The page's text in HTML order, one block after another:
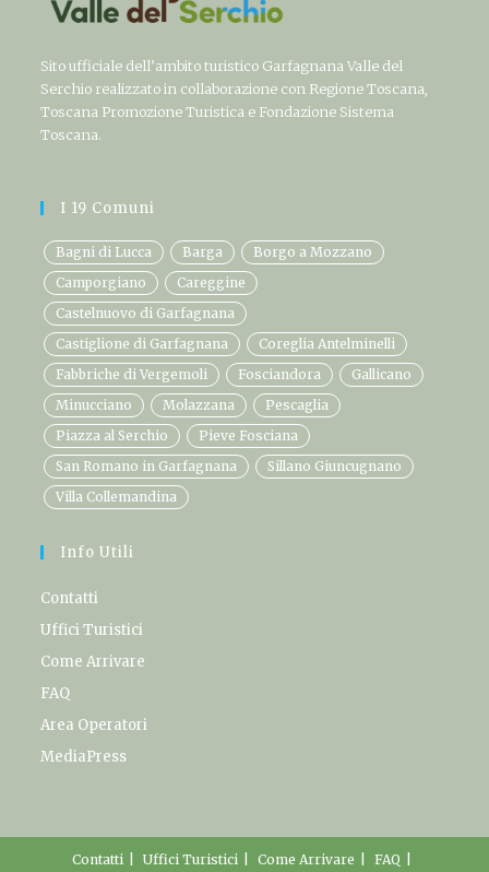
Sito ufficiale dell’ambito turistico Garfagnana Valle del
Serchio realizzato in collaborazione con Regione Toscana,
Toscana Promozione Turistica e Fondazione Sistema
Toscana.
I 19 Comuni
Bagni di Lucca Barga
Borgo a Mozzano
Camporgiano
Careggine
Castelnuovo di Garfagnana
Castiglione di Garfagnana
Coreglia Antelminelli
Fabbriche di Vergemoli
Fosciandora
Gallicano
Minucciano
Molazzana
Pescaglia
Piazza al Serchio
Pieve Fosciana
San Romano in Garfagnana
Sillano Giuncugnano
Villa Collemandina
Info Utili
Contatti
Uffici Turistici
Come Arrivare
FAQ
Area Operatori
MediaPress
Contatti Uffici Turistici Come Arrivare FAQ